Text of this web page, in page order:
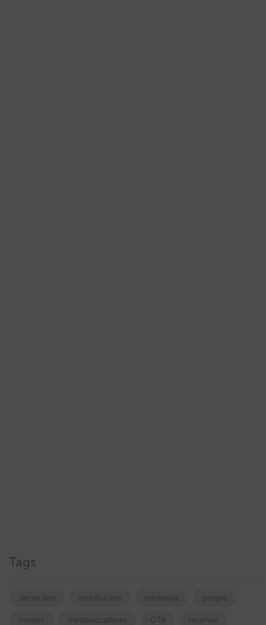
Tags
destacado distribucion estrategia google
hoteles metabuscadores OTA reservas